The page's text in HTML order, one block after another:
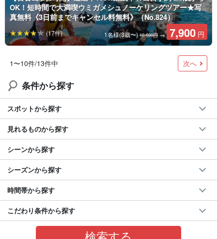
OK！短時間で大満喫ウミガメシュノーケリングツアー★写
真無料《3日前までキャンセル料無料》（No.824）
1名様(3歳〜)12,000円 → 7,900 円
(17件)
1〜10件/13件中 次へ
条件から探す
スポットから探す
見れるものから探す
シーンから探す
シーズンから探す
時間帯から探す
こだわり条件から探す